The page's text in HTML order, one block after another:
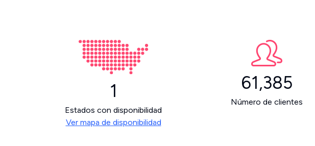
1
Estados con disponibilidad
Ver mapa de disponibilidad
61,385
Número de clientes